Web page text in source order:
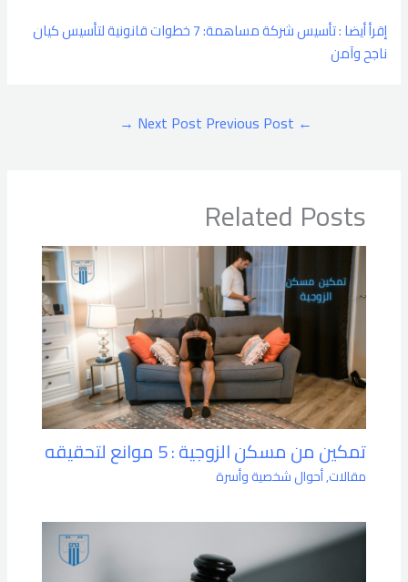
إقرأ أيضا : تأسيس شركة مساهمة: 7 خطوات قانونية لتأسيس كيان
ناجح وآمن
←
Next Post
→
Related Posts
تمكين من مسكن الزوجية : 5 موانع لتحقيقه
مقالات,أحوال شخصية وأسرة